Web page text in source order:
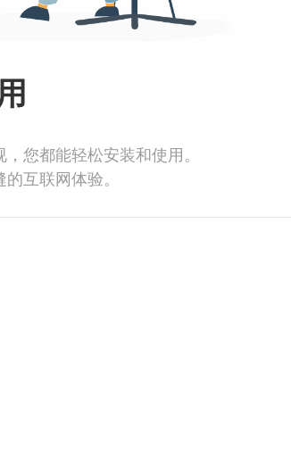
您都能轻松安装和使用。
互联网体验。